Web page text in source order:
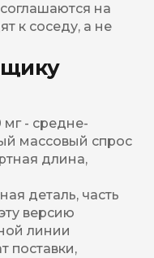
на
к соседу, а не
мг - средне-
массовый спрос
длина,
деталь, часть
версию
линии
поставки,